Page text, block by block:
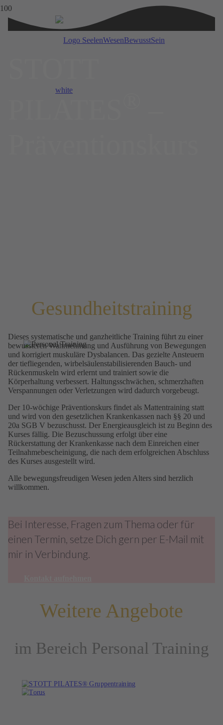
Gesundheits­training
Dieses systematische und ganzheitliche Training führt zu einer
bewussteren Wahrnehmung und Ausführung von Bewegungen
und korrigiert muskuläre Dysbalancen. Das gezielte Ansteuern
der tiefliegenden, wirbelsäulenstabilisierenden Bauch- und
Rückenmuskeln wird erlernt und trainiert sowie die
Körperhaltung verbessert. Haltungsschwächen, schmerzhaften
Verspannungen oder Verletzungen wird dadurch vorgebeugt.
Der 10-wöchige Präventionskurs findet als Mattentraining statt
und wird von den gesetzlichen Krankenkassen nach §§ 20 und
20a SGB V bezuschusst. Der Energieausgleich ist zu Beginn des
Kurses fällig. Die Bezuschussung erfolgt über eine
Rückerstattung der Krankenkasse nach dem Einreichen einer
Teilnahmebescheinigung, die nach dem erfolgreichen Abschluss
des Kurses ausgestellt wird.
Alle bewegungsfreudigen Wesen jeden Alters sind herzlich
willkommen.
Bei Interesse, Fragen zum Thema oder für
einen Termin, setze Dich gern per E-Mail mit
mir in Verbindung.
Weitere Angebote
im Bereich Personal Training